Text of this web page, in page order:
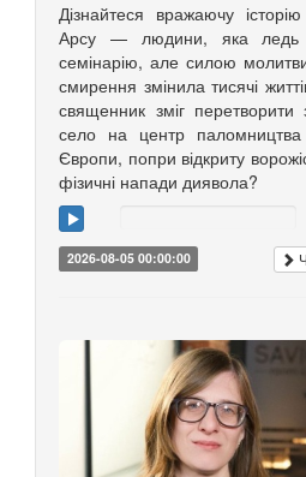
Дізнайтеся вражаючу
Арсу — людини, яка ледь
семінарію, але силою
смирення змінила тисячі
священник зміг перетворити
село на центр паломництва
Європи, попри відкриту
фізичні напади диявола?
2026-08-05 00:00:00